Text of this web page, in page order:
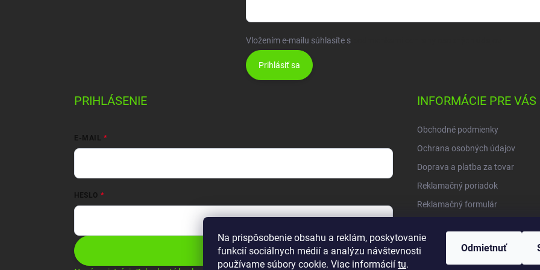
Na prispôsobenie obsahu a reklám, poskytovanie
funkcií sociálnych médií a analýzu návštevnosti
používame súbory cookie. Viac informácií tu.
Odmietnuť
Vložením e-mailu súhlasíte s
Prihlásiť sa
PRIHLÁSENIE
E-MAIL
HESLO
Prihlásiť sa
INFORMÁCIE PRE VÁS
Obchodné podmienky
Ochrana osobných údajov
Doprava a platba za tovar
Reklamačný poriadok
Reklamačný formulár
Vrátenie tovaru